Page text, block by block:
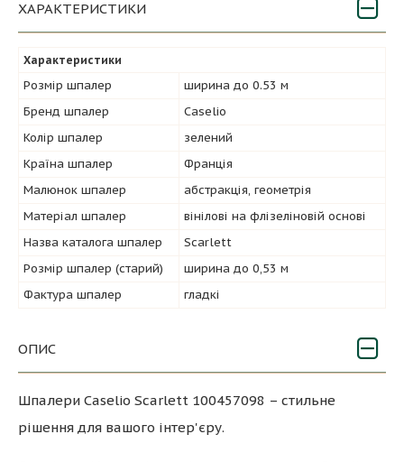
ХАРАКТЕРИСТИКИ
Характеристики
Розмір шпалер
ширина до 0.53 м
Бренд шпалер
Caselio
Колір шпалер
зелений
Країна шпалер
Франція
Малюнок шпалер
абстракція, геометрія
Матеріал шпалер
вінілові на флізеліновій основі
Назва каталога шпалер
Scarlett
Розмір шпалер (старий)
ширина до 0,53 м
Фактура шпалер
гладкі
ОПИС
Шпалери Caselio Scarlett 100457098 – стильне
рішення для вашого інтер'єру.